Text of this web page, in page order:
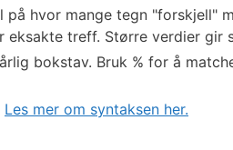
på hvor mange tegn
treff. Større verdier gir
bokstav. Bruk % for å
Les mer om syntaksen her.